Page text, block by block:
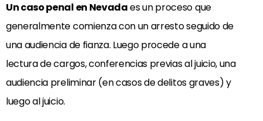
Un caso penal en Nevadaes un proceso que
generalmente comienza con un arresto seguido de
una audiencia de fianza. Luego procede a una
lectura de cargos, conferencias previas al juicio, una
audiencia preliminar (en casos de delitos graves) y
luego al juicio.